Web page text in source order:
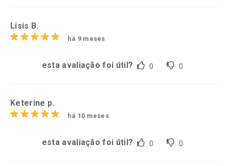
Lisis B.
há 9 meses
esta avaliação foi útil? 0 0
Keterine p.
há 10 meses
esta avaliação foi útil? 0 0